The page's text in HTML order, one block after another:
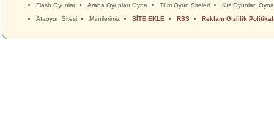
Flash Oyunlar Araba Oyunları Oyna Tüm Oyun Siteleri
Kız Oyunları Oyna
Ataoyun Sitesi
Manilerimiz SİTE EKLE RSS Reklam Gizlilik